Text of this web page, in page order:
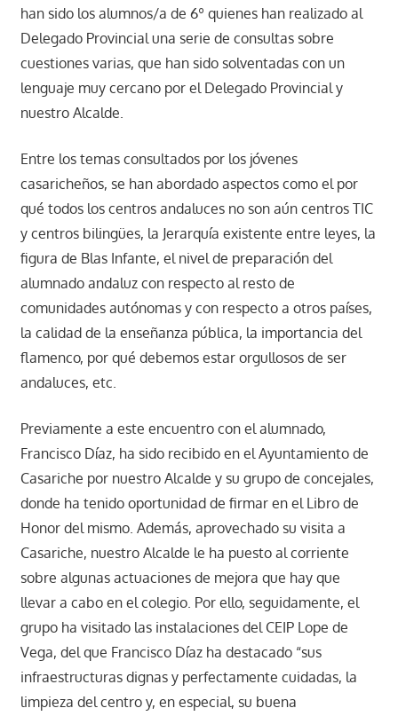
han sido los alumnos/a de 6º quienes han realizado al
Delegado Provincial una serie de consultas sobre
cuestiones varias, que han sido solventadas con un
lenguaje muy cercano por el Delegado Provincial y
nuestro Alcalde.
Entre los temas consultados por los jóvenes
casaricheños, se han abordado aspectos como el por
qué todos los centros andaluces no son aún centros TIC
y centros bilingües, la Jerarquía existente entre leyes, la
figura de Blas Infante, el nivel de preparación del
alumnado andaluz con respecto al resto de
comunidades autónomas y con respecto a otros países,
la calidad de la enseñanza pública, la importancia del
flamenco, por qué debemos estar orgullosos de ser
andaluces, etc.
Previamente a este encuentro con el alumnado,
Francisco Díaz, ha sido recibido en el Ayuntamiento de
Casariche por nuestro Alcalde y su grupo de concejales,
donde ha tenido oportunidad de firmar en el Libro de
Honor del mismo. Además, aprovechado su visita a
Casariche, nuestro Alcalde le ha puesto al corriente
sobre algunas actuaciones de mejora que hay que
llevar a cabo en el colegio. Por ello, seguidamente, el
grupo ha visitado las instalaciones del CEIP Lope de
Vega, del que Francisco Díaz ha destacado “sus
infraestructuras dignas y perfectamente cuidadas, la
limpieza del centro y, en especial, su buena